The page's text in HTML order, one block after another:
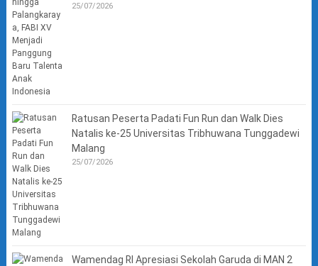
25/07/2026
Ratusan Peserta Padati Fun Run dan Walk Dies
Natalis ke-25 Universitas Tribhuwana Tunggadewi
Malang
25/07/2026
Wamendag RI Apresiasi Sekolah Garuda di MAN 2